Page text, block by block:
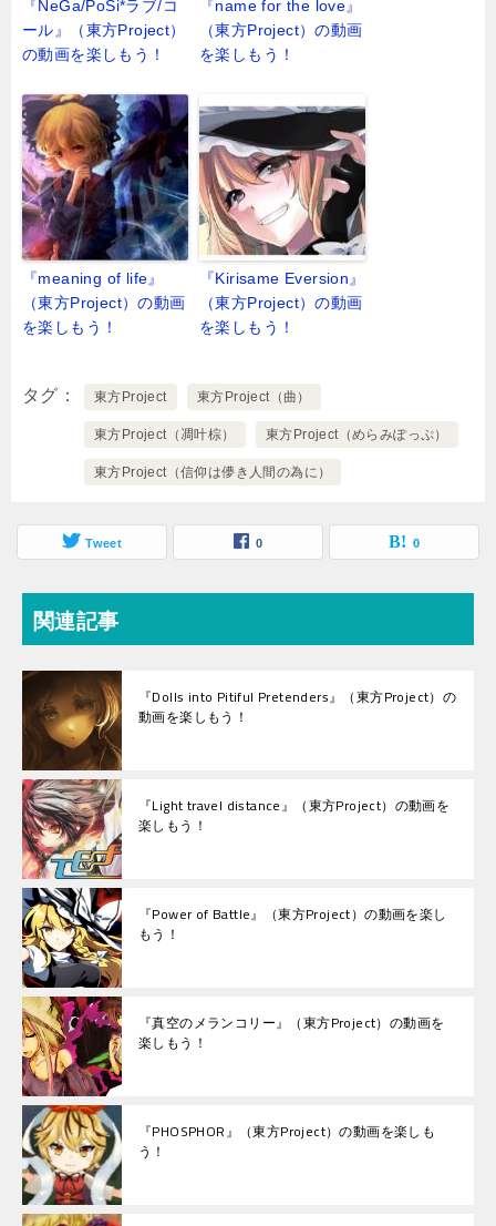
『NeGa/PoSi*ラブ/コ
ール』（東方Project）
の動画を楽しもう！
『name for the love』
（東方Project）の動画
を楽しもう！
『meaning of life』
（東方Project）の動画
を楽しもう！
『Kirisame Eversion』
（東方Project）の動画
を楽しもう！
タグ 東方Project 東方Project（曲）
東方Project（凋叶棕） 東方Project（めらみぽっぷ）
東方Project（信仰は儚き人間の為に）
Tweet 0 0
関連記事
『Dolls into Pitiful Pretenders』（東方Project）の
動画を楽しもう！
『Light travel distance』（東方Project）の動画を
楽しもう！
『Power of Battle』（東方Project）の動画を楽し
もう！
『真空のメランコリー』（東方Project）の動画を
楽しもう！
『PHOSPHOR』（東方Project）の動画を楽しも
う！